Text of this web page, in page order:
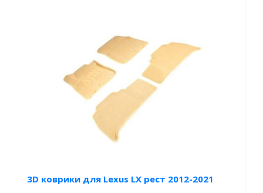
3D коврики для Lexus LX рест 2012-2021